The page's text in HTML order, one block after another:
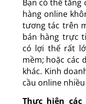
Bạn có thể tăng
hàng online
tương tác trên
bán hàng trực
có lợi thế rất
mềm; hoặc các
khác. Kinh
cầu online